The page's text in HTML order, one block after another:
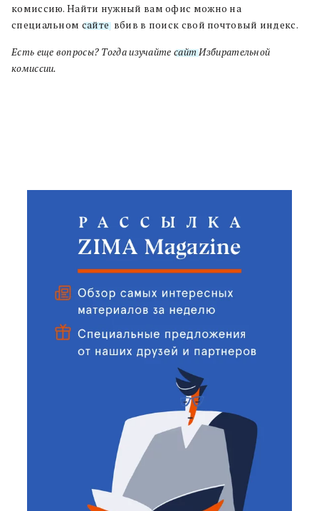
комиссию. Найти нужный вам офис можно на
специальном сайте, вбив в поиск свой почтовый индекс.
Есть еще вопросы? Тогда изучайте сайтИзбирательной
комиссии.